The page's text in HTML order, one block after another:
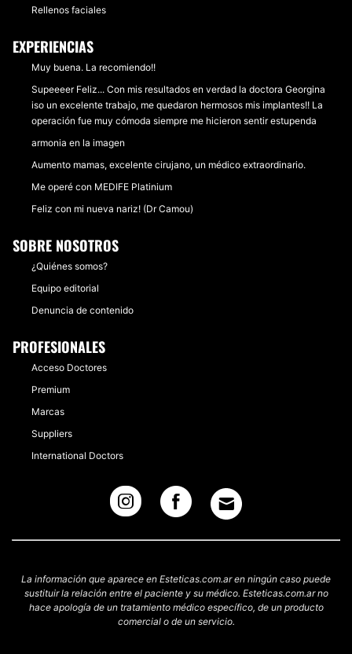
Rellenos faciales
EXPERIENCIAS
Muy buena. La recomiendo!!
Supeeeer Feliz... Con mis resultados en verdad la doctora Georgina
iso un excelente trabajo, me quedaron hermosos mis implantes!! La
operación fue muy cómoda siempre me hicieron sentir estupenda
armonia en la imagen
Aumento mamas, excelente cirujano, un médico extraordinario.
Me operé con MEDIFE Platinium
Feliz con mi nueva nariz! (Dr Camou)
SOBRE NOSOTROS
¿Quiénes somos?
Equipo editorial
Denuncia de contenido
PROFESIONALES
Acceso Doctores
Premium
Marcas
Suppliers
International Doctors
La información que aparece en Esteticas.com.ar en ningún caso puede
sustituir la relación entre el paciente y su médico. Esteticas.com.ar no
hace apología de un tratamiento médico específico, de un producto
comercial o de un servicio.